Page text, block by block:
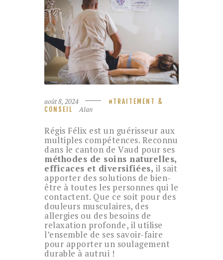
août 8, 2024
TRAITEMENT &
CONSEIL
Alan
Régis Félix est un guérisseur aux
multiples compétences. Reconnu
dans le canton de Vaud pour ses
méthodes de soins naturelles,
efficaces et diversifiées, il sait
apporter des solutions de bien-
être à toutes les personnes qui le
contactent. Que ce soit pour des
douleurs musculaires, des
allergies ou des besoins de
relaxation profonde, il utilise
l’ensemble de ses savoir-faire
pour apporter un soulagement
durable à autrui !